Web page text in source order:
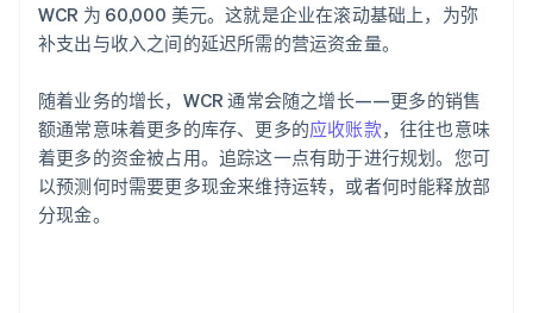
WCR 为 60,000 美元。这就是企业在滚动基础上，为弥
补支出与收入之间的延迟所需的营运资金量。
随着业务的增长，WCR 通常会随之增长——更多的销售
额通常意味着更多的库存、更多的应收账款，往往也意味
着更多的资金被占用。追踪这一点有助于进行规划。您可
以预测何时需要更多现金来维持运转，或者何时能释放部
分现金。